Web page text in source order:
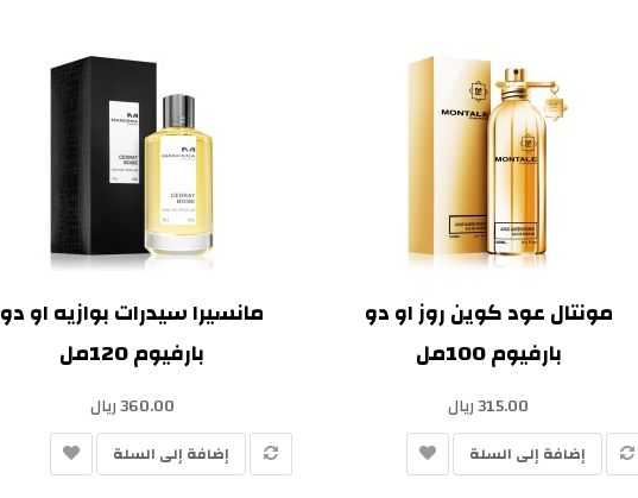
مونتال عود كوين روز او دو
بارفيوم 100مل
315.00 ريال
إضافة إلى السلة
مانسيرا سيدرات بوازيه او دو
بارفيوم 120مل
360.00 ريال
إضافة إلى السلة